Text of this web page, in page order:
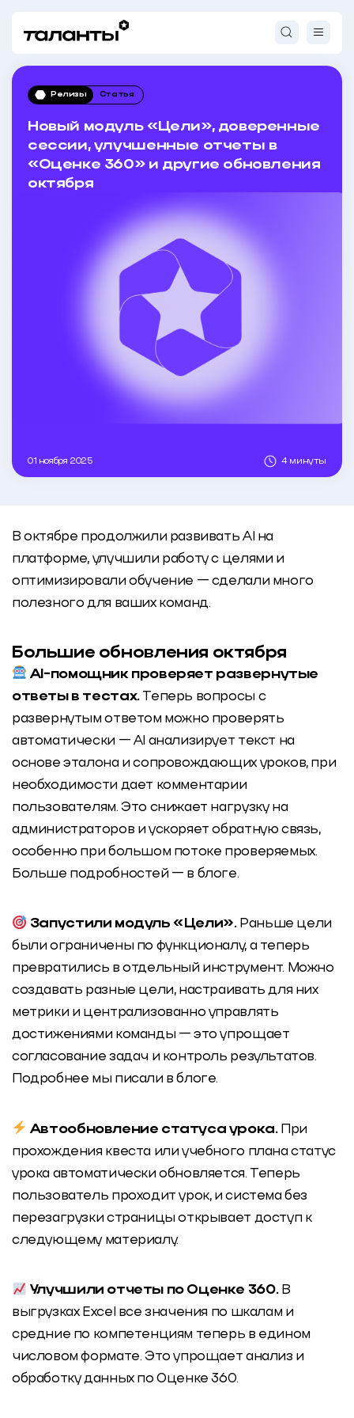
Релизы Статья
Новый модуль «Цели», доверенные
сессии, улучшенные отчеты в
«Оценке 360» и другие обновления
октября
01 ноября 2025 4 минуты
В октябре продолжили развивать AI на
платформе, улучшили работу с целями и
оптимизировали обучение — сделали много
полезного для ваших команд.
Большие обновления октября
AI-помощник проверяет развернутые
ответы в тестах.Теперь вопросы с
развернутым ответом можно проверять
автоматически — AI анализирует текст на
основе эталона и сопровождающих уроков, при
необходимости дает комментарии
пользователям. Это снижает нагрузку на
администраторов и ускоряет обратную связь,
особенно при большом потоке проверяемых.
Больше подробностей — в блоге.
Запустили модуль «Цели».Раньше цели
были ограничены по функционалу, а теперь
превратились в отдельный инструмент. Можно
создавать разные цели, настраивать для них
метрики и централизованно управлять
достижениями команды — это упрощает
согласование задач и контроль результатов.
Подробнее мы писали в блоге.
Автообновление статуса урока.При
прохождения квеста или учебного плана статус
урока автоматически обновляется. Теперь
пользователь проходит урок, и система без
перезагрузки страницы открывает доступ к
следующему материалу.
Улучшили отчеты по Оценке 360.В
выгрузках Excel все значения по шкалам и
средние по компетенциям теперь в едином
числовом формате. Это упрощает анализ и
обработку данных по Оценке 360.